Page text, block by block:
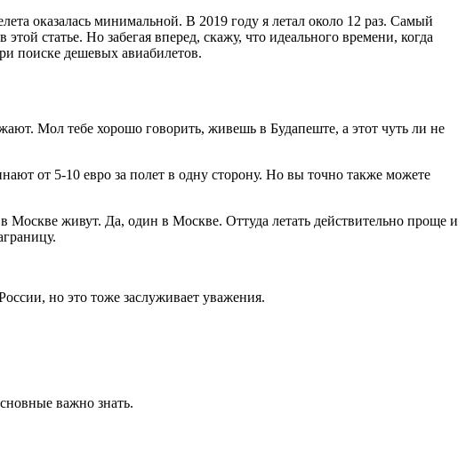
оказалась минимальной. В 2019 году я летал около 12 раз. Самый
статье. Но забегая вперед, скажу, что идеального времени, когда
поиске дешевых авиабилетов.
Мол тебе хорошо говорить, живешь в Будапеште, а этот чуть ли не
от 5-10 евро за полет в одну сторону. Но вы точно также можете
Москве живут. Да, один в Москве. Оттуда летать действительно проще и
но это тоже заслуживает уважения.
важно знать.